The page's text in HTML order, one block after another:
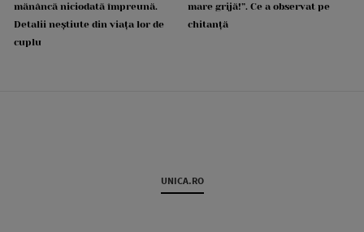
mănâncă niciodată împreună.
Detalii neștiute din viața lor de
cuplu
mare grijă!”. Ce a observat pe
chitanță
UNICA.RO